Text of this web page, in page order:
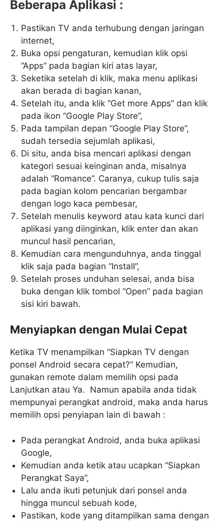
Beberapa Aplikasi :
Pastikan TV anda terhubung dengan jaringan
internet,
Buka opsi pengaturan, kemudian klik opsi
“Apps” pada bagian kiri atas layar,
Seketika setelah di klik, maka menu aplikasi
akan berada di bagian kanan,
Setelah itu, anda klik “Get more Apps” dan klik
pada ikon “Google Play Store”,
Pada tampilan depan “Google Play Store”,
sudah tersedia sejumlah aplikasi,
Di situ, anda bisa mencari aplikasi dengan
kategori sesuai keinginan anda, misalnya
adalah “Romance”. Caranya, cukup tulis saja
pada bagian kolom pencarian bergambar
dengan logo kaca pembesar,
Setelah menulis keyword atau kata kunci dari
aplikasi yang diinginkan, klik enter dan akan
muncul hasil pencarian,
Kemudian cara mengunduhnya, anda tinggal
klik saja pada bagian “Install”,
Setelah proses unduhan selesai, anda bisa
buka dengan klik tombol “Open” pada bagian
sisi kiri bawah.
Menyiapkan dengan Mulai Cepat
Ketika TV menampilkan “Siapkan TV dengan
ponsel Android secara cepat?” Kemudian,
gunakan remote dalam memilih opsi pada
Lanjutkan atau Ya. Namun apabila anda tidak
mempunyai perangkat android, maka anda harus
memilih opsi penyiapan lain di bawah :
Pada perangkat Android, anda buka aplikasi
Google,
Kemudian anda ketik atau ucapkan “Siapkan
Perangkat Saya”,
Lalu anda ikuti petunjuk dari ponsel anda
hingga muncul sebuah kode,
Pastikan, kode yang ditampilkan sama dengan